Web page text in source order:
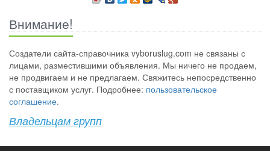
Внимание!
Создатели сайта-справочника vyboruslug.com не связаны с
лицами, разместившими объявления. Мы ничего не продаем,
не продвигаем и не предлагаем. Свяжитесь непосредственно
с поставщиком услуг. Подробнее: пользовательское
соглашение.
Владельцам групп